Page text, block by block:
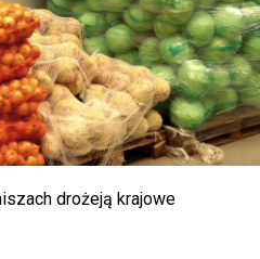
drożeją krajowe